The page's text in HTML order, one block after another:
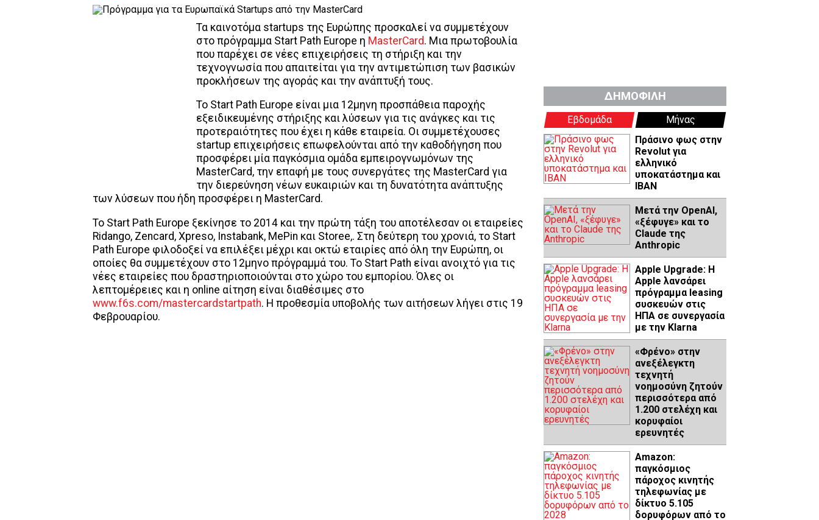
Τα καινοτόμα startups της Ευρώπης προσκαλεί να συμμετέχουν
στο πρόγραμμα Start Path Europe η MasterCard. Μια πρωτοβουλία
που παρέχει σε νέες επιχειρήσεις τη στήριξη και την
τεχνογνωσία που απαιτείται για την αντιμετώπιση των βασικών
προκλήσεων της αγοράς και την ανάπτυξή τους.
Το Start Path Europe είναι μια 12μηνη προσπάθεια παροχής
εξειδικευμένης στήριξης και λύσεων για τις ανάγκες και τις
προτεραιότητες που έχει η κάθε εταιρεία. Οι συμμετέχουσες
startup επιχειρήσεις επωφελούνται από την καθοδήγηση που
προσφέρει μία παγκόσμια ομάδα εμπειρογνωμόνων της
MasterCard, την επαφή με τους συνεργάτες της MasterCard για
την διερεύνηση νέων ευκαιριών και τη δυνατότητα ανάπτυξης
των λύσεων που ήδη προσφέρει η MasterCard.
Το Start Path Europe ξεκίνησε το 2014 και την πρώτη τάξη του αποτέλεσαν οι εταιρείες
Ridango, Zencard, Xpreso, Instabank, MePin και Storee,. Στη δεύτερη του χρονιά, το Start
Path Europe φιλοδοξεί να επιλέξει μέχρι και οκτώ εταιρίες από όλη την Ευρώπη, οι
οποίες θα συμμετέχουν στο 12μηνο πρόγραμμά του. Το Start Path είναι ανοιχτό για τις
νέες εταιρείες που δραστηριοποιούνται στο χώρο του εμπορίου. Όλες οι
λεπτομέρειες και η online αίτηση είναι διαθέσιμες στο
www.f6s.com/mastercardstartpath. Η προθεσμία υποβολής των αιτήσεων λήγει στις 19
Φεβρουαρίου.
ΔΗΜΟΦΙΛΗ
Εβδομάδα
Μήνας
Πράσινο φως στην
Revolut για
ελληνικό
υποκατάστημα και
IBAN
Μετά την OpenAI,
«ξέφυγε» και το
Claude της
Anthropic
Apple Upgrade: Η
Apple λανσάρει
πρόγραμμα leasing
συσκευών στις
ΗΠΑ σε συνεργασία
με την Klarna
«Φρένο» στην
ανεξέλεγκτη
τεχνητή
νοημοσύνη ζητούν
περισσότερα από
1.200 στελέχη και
κορυφαίοι
ερευνητές
Amazon:
παγκόσμιος
πάροχος κινητής
τηλεφωνίας με
δίκτυο 5.105
δορυφόρων από το